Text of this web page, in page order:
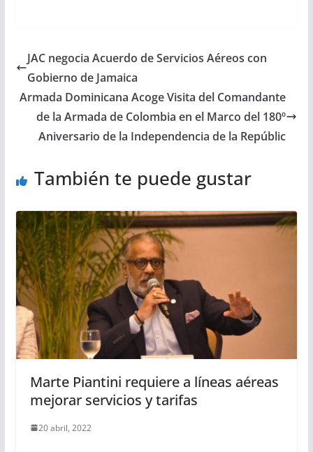
JAC negocia Acuerdo de Servicios Aéreos con
Gobierno de Jamaica
Armada Dominicana Acoge Visita del Comandante
de la Armada de Colombia en el Marco del 180º
Aniversario de la Independencia de la Repúblic
También te puede gustar
Marte Piantini requiere a líneas aéreas
mejorar servicios y tarifas
20 abril, 2022